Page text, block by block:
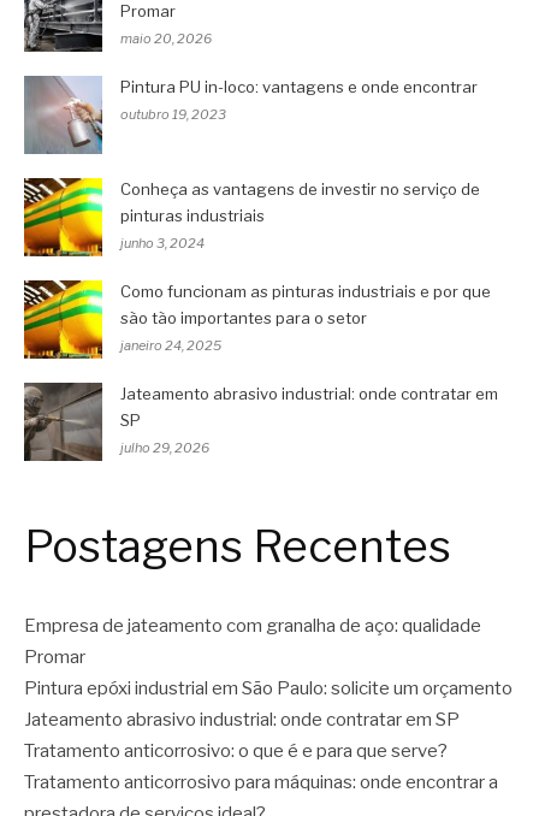
Promar
maio 20, 2026
Pintura PU in-loco: vantagens e onde encontrar
outubro 19, 2023
Conheça as vantagens de investir no serviço de
pinturas industriais
junho 3, 2024
Como funcionam as pinturas industriais e por que
são tão importantes para o setor
janeiro 24, 2025
Jateamento abrasivo industrial: onde contratar em
SP
julho 29, 2026
Postagens Recentes
Empresa de jateamento com granalha de aço: qualidade
Promar
Pintura epóxi industrial em São Paulo: solicite um orçamento
Jateamento abrasivo industrial: onde contratar em SP
Tratamento anticorrosivo: o que é e para que serve?
Tratamento anticorrosivo para máquinas: onde encontrar a